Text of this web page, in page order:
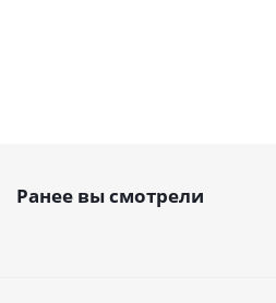
Ранее вы смотрели